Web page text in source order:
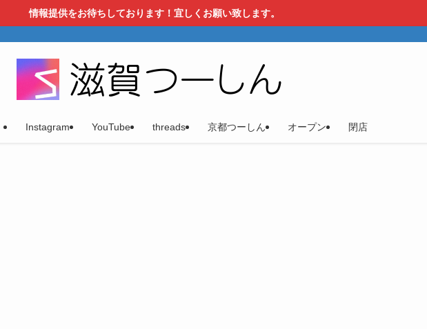
情報提供をお待ちしております！宜しくお願い致します。
Instagram YouTube threads 京都つーしん オープン 閉店